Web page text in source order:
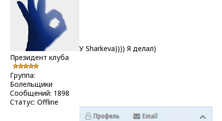
Президент клуба
Группа:
Болельщики
Сообщений: 1898
Статус: Offline
У Sharkeva)))) Я делал)